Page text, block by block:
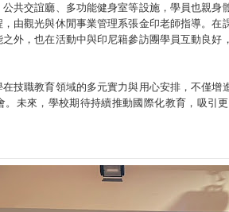
共交誼廳、多功能健身室等設施，學員也親
由觀光與休閒事業管理系張金印老師指導。
外，也在活動中與印尼籍參訪團學員互動良
技職教育領域的多元實力與用心安排，不僅
未來，學校期待持續推動國際化教育，吸引